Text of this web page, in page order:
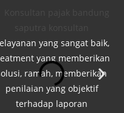
yang sangat baik,
yang memberikan
ramah, memberikan
penilaian yang objektif
terhadap laporan